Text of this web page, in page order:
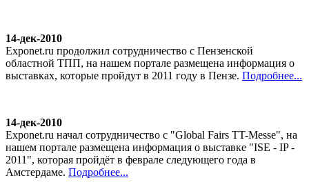
14-дек-2010
Exponet.ru продолжил сотрудничество с Пензенской
областной ТПП, на нашем портале размещена информация о
выставках, которые пройдут в 2011 году в Пензе. Подробнее...
14-дек-2010
Exponet.ru начал сотрудничество с "Global Fairs TT-Messe", на
нашем портале размещена информация о выставке "ISE - IP -
2011", которая пройдёт в феврале следующего года в
Амстердаме. Подробнее...